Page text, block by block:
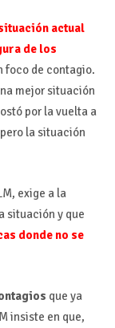
actual
de los
foco de contagio.
mejor situación
por la vuelta a
la situación
exige a la
situación y que
donde no se
que ya
insiste en que,